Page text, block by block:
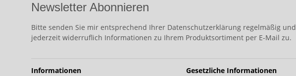
Newsletter Abonnieren
Bitte senden Sie mir entsprechend Ihrer Datenschutzerklärung regelmäßig und
jederzeit widerruflich Informationen zu Ihrem Produktsortiment per E-Mail zu.
Informationen Gesetzliche Informationen